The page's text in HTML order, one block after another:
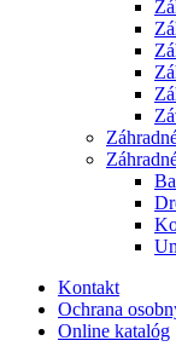
Kontakt
Ochrana
Online katalóg